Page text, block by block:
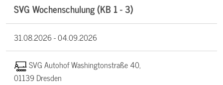
SVG Wochenschulung (KB 1 - 3)
31.08.2026 -04.09.2026
SVG Autohof Washingtonstraße 40,
01139 Dresden